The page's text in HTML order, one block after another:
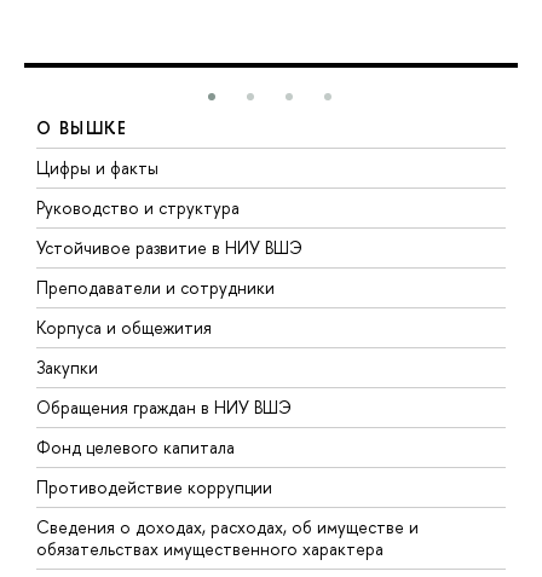
О ВЫШКЕ
Цифры и факты
Руководство и структура
Устойчивое развитие в НИУ ВШЭ
Преподаватели и сотрудники
Корпуса и общежития
Закупки
Обращения граждан в НИУ ВШЭ
Фонд целевого капитала
Противодействие коррупции
Сведения о доходах, расходах, об имуществе и
обязательствах имущественного характера